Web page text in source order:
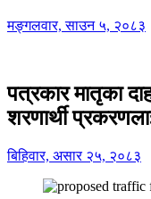
मङ्गलवार, साउन ५, २०८३
पत्रकार मातृका
शरणार्थी
बिहिवार, असार २५, २०८३